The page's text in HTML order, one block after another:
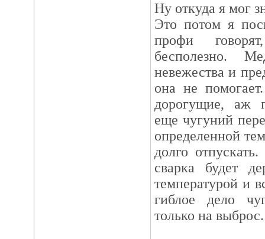
Ну откуда я мог
Это потом я
профи
бесполезно.
невежества и
она не
дорогущие, аж
еще чугуний
определенной
долго
сварка будет
температурой и
гиблое дело
только на выброс.